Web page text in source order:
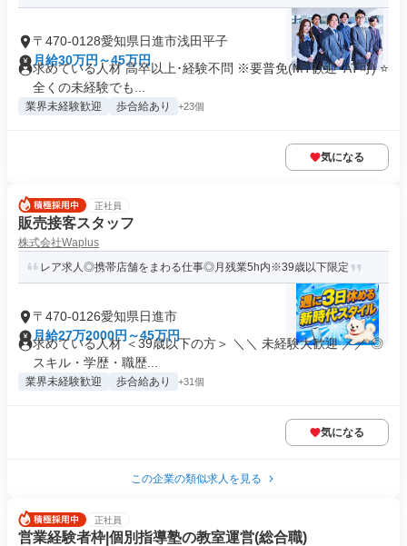
〒470-0128愛知県日進市浅田平子
月給30万円～45万円
求めている人材 高卒以上･経験不問 ※要普免(MT歓迎･AT可) ⭐
全くの未経験でも...
業界未経験歓迎 歩合給あり +23個
気になる
正社員
販売接客スタッフ
株式会社Waplus
レア求人◎携帯店舗をまわる仕事◎月残業5h内※39歳以下限定
〒470-0126愛知県日進市
月給27万2000円～45万円
求めている人材 ＜39歳以下の方＞ ＼＼ 未経験大歓迎 ／／ ◎
スキル・学歴・職歴...
業界未経験歓迎 歩合給あり +31個
気になる
この企業の類似求人を見る
正社員
営業経験者枠|個別指導塾の教室運営(総合職)